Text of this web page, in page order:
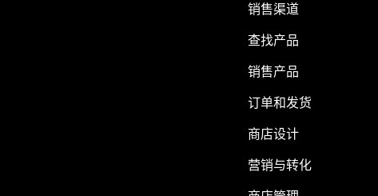
销售渠道
查找产品
销售产品
订单和发货
商店设计
营销与转化